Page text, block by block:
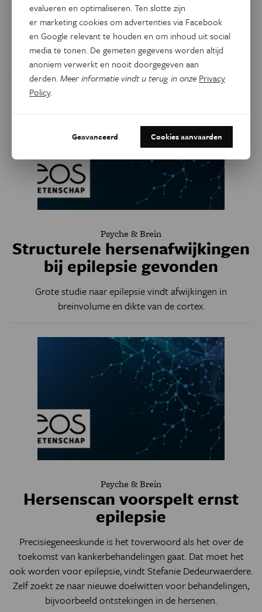
epilepsiepatiënten. Dankzij genetisch gemodificeerde
zebravissen hoopt Annelii Ny (KU Leuven) nieuwe
geneesmiddelen te vinden om deze patiënten te
behandelen.
Psyche & Brein
Structurele hersenafwijkingen
bij epilepsie gevonden
Grote studie naar epilepsie vindt afwijkingen in
breinvolume en dikte van de cortex.
Psyche & Brein
Hersenscan voorspelt ernst
epilepsie
Precisiegeneeskunde is het toverwoord als het over de
toekomst van kankerbehandelingen gaat. Dat moet het
ook worden voor epilepsie, vindt Stefanie Dedeurwaerdere.
Zelf zoekt ze naar nieuwe doelwitten voor behandelingen,
bijvoorbeeld ontstekingen in de hersenen.
evalueren en optimaliseren. Ten slotte zijn
er marketing cookies om advertenties via Facebook
en Google relevant te houden en om inhoud uit social
media te tonen. De gemeten gegevens worden altijd
anoniem verwerkt en nooit doorgegeven aan
derden.Meer informatie vindt u terug in onze Privacy
Policy.
Geavanceerd Cookies aanvaarden